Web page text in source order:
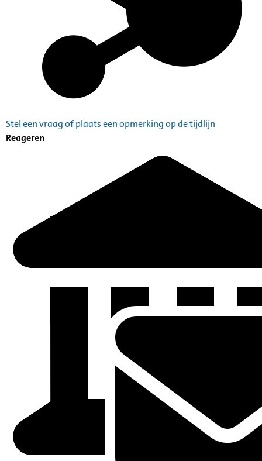
Stel een vraag of plaats een opmerking op de tijdlijn
Reageren